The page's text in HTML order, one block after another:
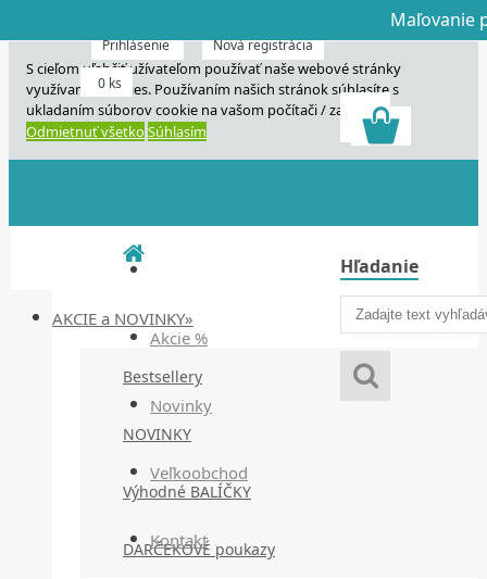
S cieľom uľahčiť užívateľom používať naše webové stránky
využívame cookies. Používaním našich stránok súhlasíte s
ukladaním súborov cookie na vašom počítači / zariadení.
Odmietnuť všetko Súhlasím
Akcie %
Novinky
Veľkoobchod
Kontakt
Hľadanie
Prihlásenie Nová registrácia
0 ks
AKCIE a NOVINKY»
Bestsellery
NOVINKY
Výhodné BALÍČKY
DARČEKOVÉ poukazy
Dnes
Dnes veľký
Maľovanie